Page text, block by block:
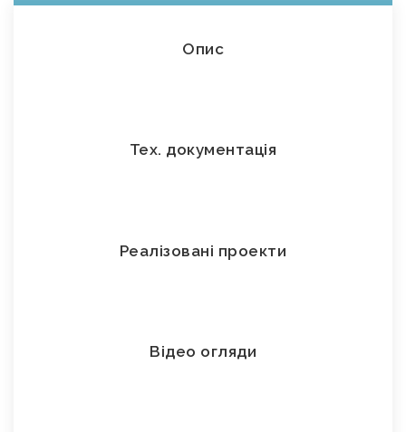
Опис
Тех. документація
Реалізовані проекти
Відео огляди